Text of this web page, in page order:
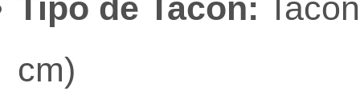
Tipo de Tacón:
cm)